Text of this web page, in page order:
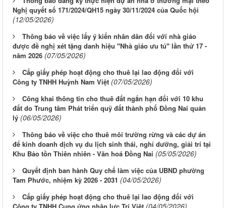
Nghị quyết số 171/2024/QH15 ngày 30/11/2024 của Quốc hội
(12/05/2026)
Thông báo về việc lấy ý kiến nhân dân đối với nhà giáo
được đề nghị xét tặng danh hiệu "Nhà giáo ưu tú" lần thứ 17 -
năm 2026 (07/05/2026)
Cấp giấy phép hoạt động cho thuê lại lao động đối với
Công ty TNHH Huỳnh Nam Việt (07/05/2026)
Công khai thông tin cho thuê đất ngắn hạn đối với 10 khu
đất do Trung tâm Phát triển quỹ đất thành phố Đồng Nai quản
lý (06/05/2026)
Thông báo về việc cho thuê môi trường rừng và các dự án
để kinh doanh dịch vụ du lịch sinh thái, nghỉ dưỡng, giải trí tại
Khu Bảo tồn Thiên nhiên - Văn hoá Đồng Nai (05/05/2026)
Quyết định ban hành Quy chế làm việc của UBND phường
Tam Phước, nhiệm kỳ 2026 - 2031 (04/05/2026)
Cấp giấy phép hoạt động cho thuê lại lao động đối với
(04/05/2026)